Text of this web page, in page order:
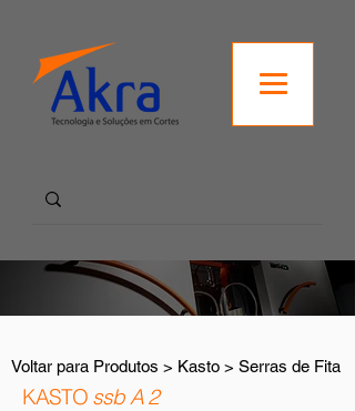
Voltar para Produtos > Kasto > Serras de Fita
KASTO ssb A 2